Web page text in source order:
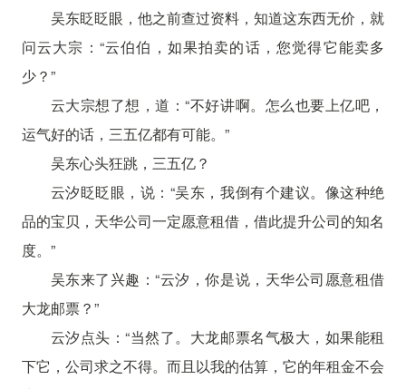
吴东眨眨眼，他之前查过资料，知道这东西无价，就
问云大宗：“云伯伯，如果拍卖的话，您觉得它能卖多
少？”
云大宗想了想，道：“不好讲啊。怎么也要上亿吧，
运气好的话，三五亿都有可能。”
吴东心头狂跳，三五亿？
云汐眨眨眼，说：“吴东，我倒有个建议。像这种绝
品的宝贝，天华公司一定愿意租借，借此提升公司的知名
度。”
吴东来了兴趣：“云汐，你是说，天华公司愿意租借
大龙邮票？”
云汐点头：“当然了。大龙邮票名气极大，如果能租
下它，公司求之不得。而且以我的估算，它的年租金不会